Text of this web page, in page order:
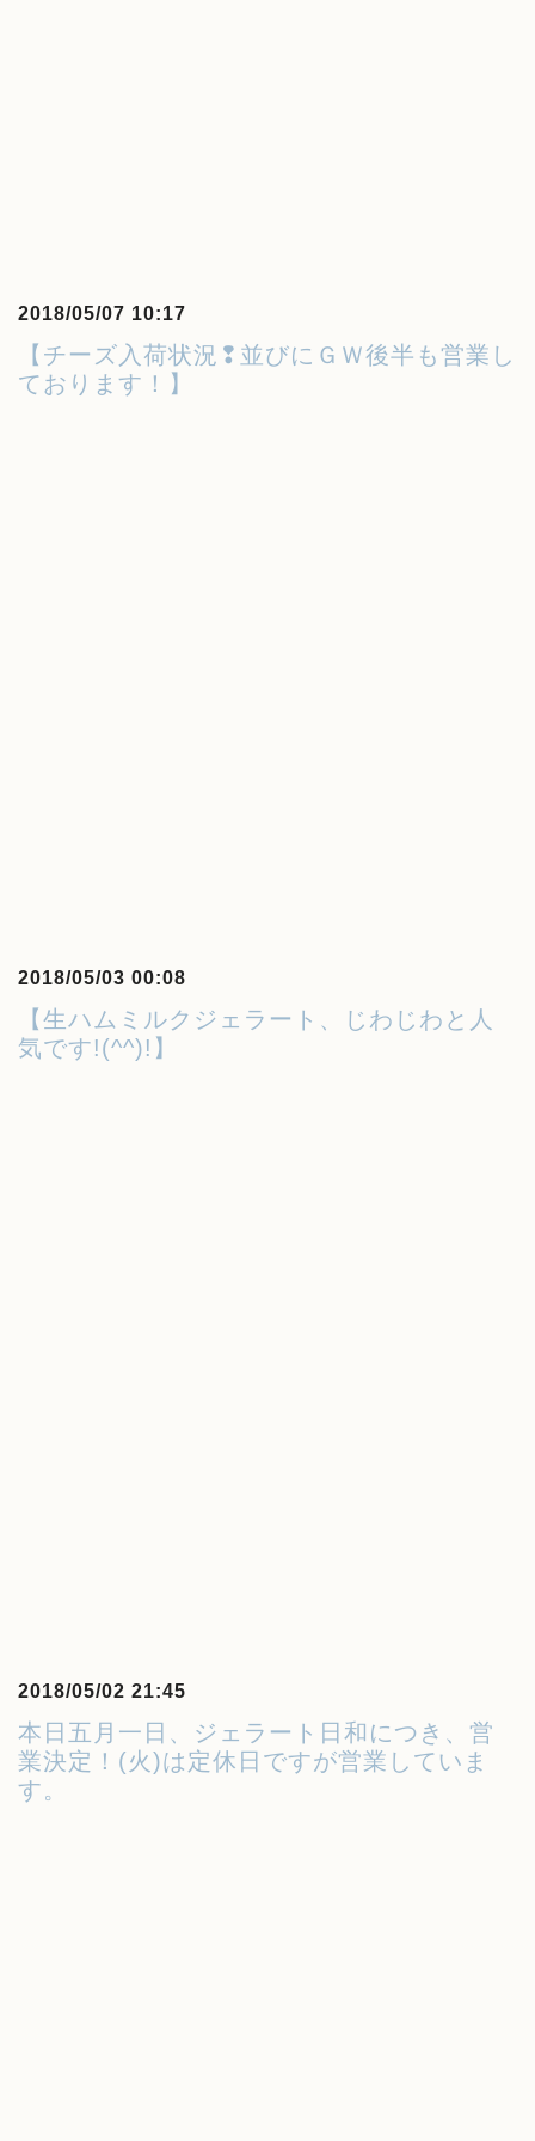
2018/05/07 10:17
【チーズ入荷状況❢並びにＧＷ後半も営業し
ております！】
2018/05/03 00:08
【生ハムミルクジェラート、じわじわと人
気です!(^^)!】
2018/05/02 21:45
本日五月一日、ジェラート日和につき、営
業決定！(火)は定休日ですが営業していま
す。